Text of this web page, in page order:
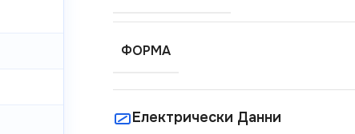
ФОРМА
Електрически Данни